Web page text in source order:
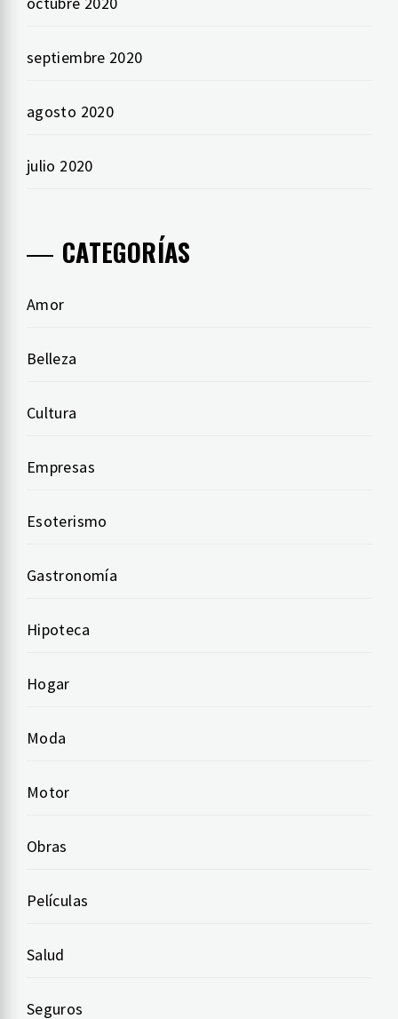
septiembre 2020
agosto 2020
julio 2020
CATEGORÍAS
Amor
Belleza
Cultura
Empresas
Esoterismo
Gastronomía
Hipoteca
Hogar
Moda
Motor
Obras
Películas
Salud
Seguros